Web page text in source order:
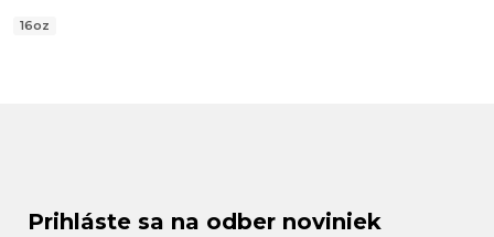
16oz
Prihláste sa na odber noviniek